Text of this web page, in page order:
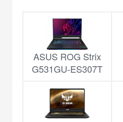
ASUS ROG Strix
G531GU-ES307T